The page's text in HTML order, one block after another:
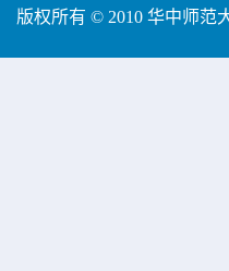
版权所有 © 2010 华中师范